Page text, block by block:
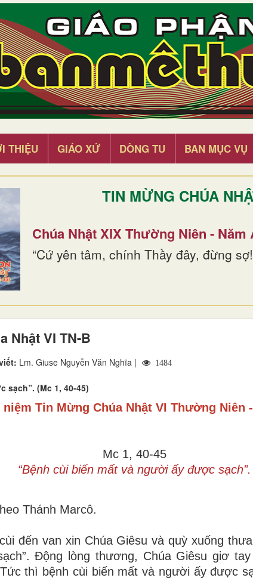
THIỆU GIÁO XỨ DÒNG TU BAN MỤC VỤ
TIN MỪNG CHÚA
Chúa Nhật XIX Thường Niên - Năm
“Cứ yên tâm, chính Thầy đây, đừng
Nhật VI TN-B
Lm. Giuse Nguyễn Văn Nghĩa | 1484
sạch”. (Mc 1, 40-45)
niệm Tin Mừng Chúa Nhật VI Thường Niên
Mc 1, 40-45
“Bệnh cùi biến mất và người ấy được sạch”.
Thánh Marcô.
đến van xin Chúa Giêsu và quỳ xuống
Động lòng thương, Chúa Giêsu giơ
thì bệnh cùi biến mất và người ấy được